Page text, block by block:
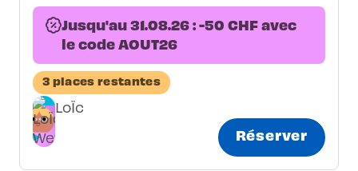
Jusqu'au 31.08.26 : -50 CHF avec
le code AOUT26
3 places restantes
LoÏc
Réserver